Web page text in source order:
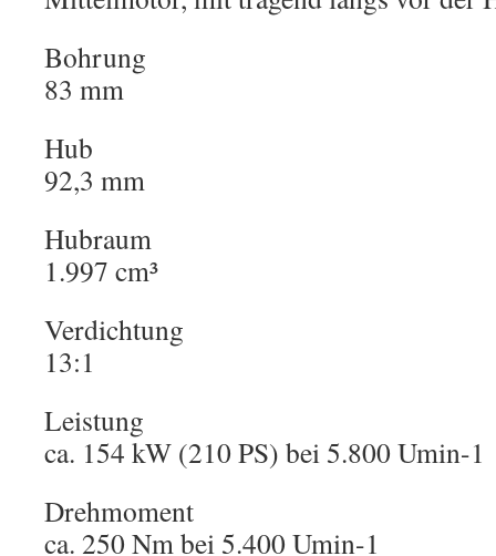
Bohrung
83 mm
Hub
92,3 mm
Hubraum
1.997 cm³
Verdichtung
13:1
Leistung
ca. 154 kW (210 PS) bei 5.800 Umin-1
Drehmoment
ca. 250 Nm bei 5.400 Umin-1